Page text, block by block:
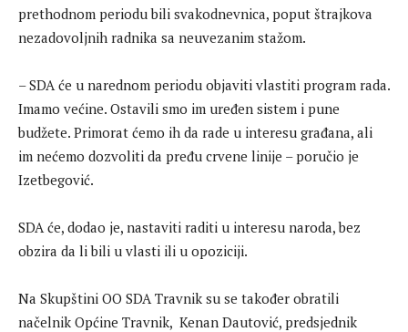
prethodnom periodu bili svakodnevnica, poput štrajkova
nezadovoljnih radnika sa neuvezanim stažom.
– SDA će u narednom periodu objaviti vlastiti program rada.
Imamo većine. Ostavili smo im uređen sistem i pune
budžete. Primorat ćemo ih da rade u interesu građana, ali
im nećemo dozvoliti da pređu crvene linije – poručio je
Izetbegović.
SDA će, dodao je, nastaviti raditi u interesu naroda, bez
obzira da li bili u vlasti ili u opoziciji.
Na Skupštini OO SDA Travnik su se također obratili
načelnik Općine Travnik, Kenan Dautović, predsjednik